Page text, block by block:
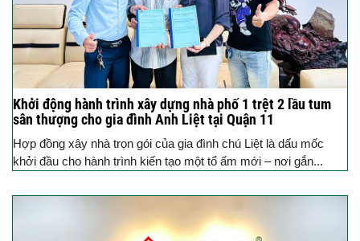
Khởi động hành trình xây dựng nhà phố 1 trệt 2 lầu tum
sân thượng cho gia đình Anh Liệt tại Quận 11
Hợp đồng xây nhà trọn gói của gia đình chú Liệt là dấu mốc
khởi đầu cho hành trình kiến tạo một tổ ấm mới – nơi gắn...